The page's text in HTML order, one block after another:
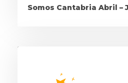
Somos Cantabria Abril –